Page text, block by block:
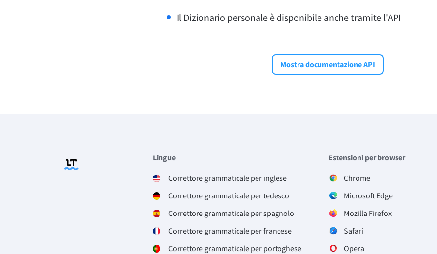
Il Dizionario personale è disponibile anche tramite l'API
Mostra documentazione API
Lingue
Correttore grammaticale per inglese
Correttore grammaticale per tedesco
Correttore grammaticale per spagnolo
Correttore grammaticale per francese
Correttore grammaticale per portoghese
Estensioni per browser
Chrome
Microsoft Edge
Mozilla Firefox
Safari
Opera